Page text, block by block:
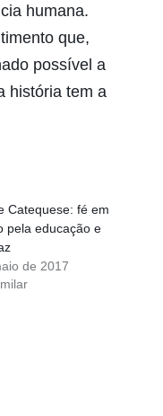
humana.
que,
possível a
história tem a
Catequese: fé em
pela educação e
de 2017